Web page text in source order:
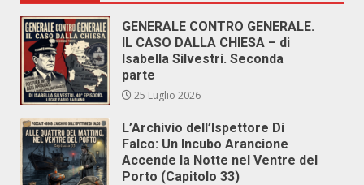
GENERALE CONTRO GENERALE.
IL CASO DALLA CHIESA – di
Isabella Silvestri. Seconda
parte
25 Luglio 2026
L’Archivio dell’Ispettore Di
Falco: Un Incubo Arancione
Accende la Notte nel Ventre del
Porto (Capitolo 33)